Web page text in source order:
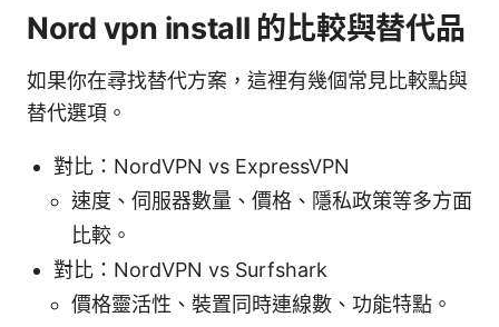
Nord vpn install 的比較與替代品
如果你在尋找替代方案，這裡有幾個常見比較點與
替代選項。
對比：NordVPN vs ExpressVPN
速度、伺服器數量、價格、隱私政策等多方面
比較。
對比：NordVPN vs Surfshark
價格靈活性、裝置同時連線數、功能特點。